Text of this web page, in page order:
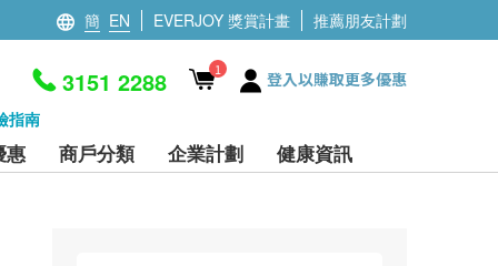
簡 EN EVERJOY 獎賞計畫 推薦朋友計劃
指南
3151 2288 1 登入以賺取更多優惠
惠 商戶分類 企業計劃 健康資訊